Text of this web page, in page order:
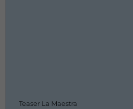
Teaser La Maestra